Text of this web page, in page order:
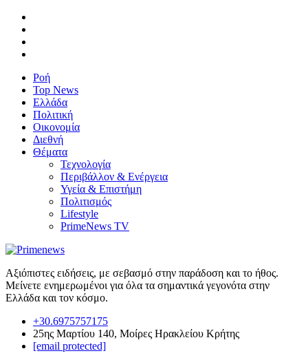
Ροή
Top News
Ελλάδα
Πολιτική
Οικονομία
Διεθνή
Θέματα
Τεχνολογία
Περιβάλλον & Ενέργεια
Υγεία & Επιστήμη
Πολιτισμός
Lifestyle
PrimeNews TV
Αξιόπιστες ειδήσεις, με σεβασμό στην παράδοση και το ήθος.
Μείνετε ενημερωμένοι για όλα τα σημαντικά γεγονότα στην
Ελλάδα και τον κόσμο.
+30.6975757175
25ης Μαρτίου 140, Μοίρες Ηρακλείου Κρήτης
[email protected]